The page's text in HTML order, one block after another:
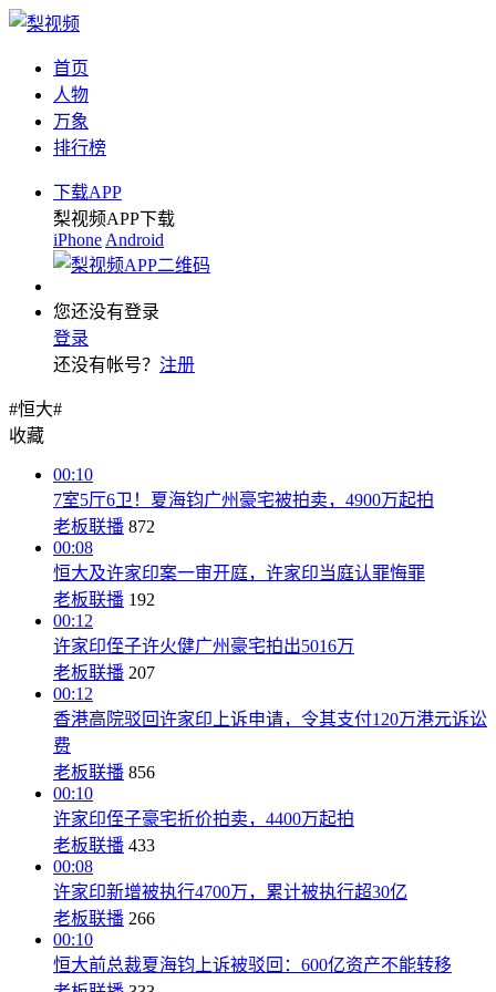
首页
人物
万象
排行榜
下载APP
梨视频APP下载
iPhone Android
您还没有登录
登录
还没有帐号？ 注册
#恒大#
收藏
00:10
7室5厅6卫！夏海钧广州豪宅被拍卖，4900万起拍
老板联播 872
00:08
恒大及许家印案一审开庭，许家印当庭认罪悔罪
老板联播 192
00:12
许家印侄子许火健广州豪宅拍出5016万
老板联播 207
00:12
香港高院驳回许家印上诉申请，令其支付120万港元诉讼
费
老板联播 856
00:10
许家印侄子豪宅折价拍卖，4400万起拍
老板联播 433
00:08
许家印新增被执行4700万，累计被执行超30亿
老板联播 266
00:10
恒大前总裁夏海钧上诉被驳回：600亿资产不能转移